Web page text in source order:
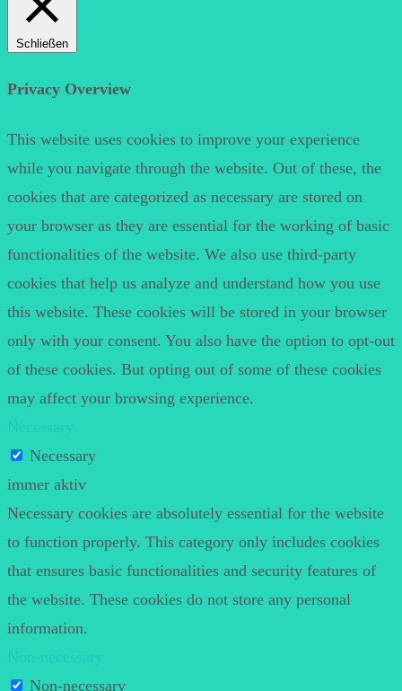
Schließen
Privacy Overview
This website uses cookies to improve your experience
while you navigate through the website. Out of these, the
cookies that are categorized as necessary are stored on
your browser as they are essential for the working of basic
functionalities of the website. We also use third-party
cookies that help us analyze and understand how you use
this website. These cookies will be stored in your browser
only with your consent. You also have the option to opt-out
of these cookies. But opting out of some of these cookies
may affect your browsing experience.
Necessary
immer aktiv
Necessary cookies are absolutely essential for the website
to function properly. This category only includes cookies
that ensures basic functionalities and security features of
the website. These cookies do not store any personal
information.
Non-necessary